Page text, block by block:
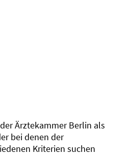
Ärztekammer Berlin als
bei denen der
Kriterien suchen